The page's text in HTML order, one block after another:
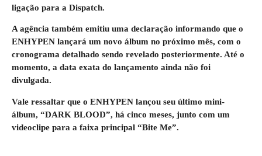
ligação para a Dispatch.
A agência também emitiu uma declaração informando que o
ENHYPEN lançará um novo álbum no próximo mês, com o
cronograma detalhado sendo revelado posteriormente. Até o
momento, a data exata do lançamento ainda não foi
divulgada.
Vale ressaltar que o ENHYPEN lançou seu último mini-
álbum, “DARK BLOOD”, há cinco meses, junto com um
videoclipe para a faixa principal “Bite Me”.